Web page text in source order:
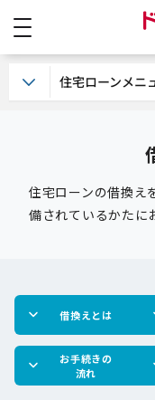
住宅ローンの借換え
備されているかたに
借換えとは
お手続きの
流れ
住宅ローンメニ